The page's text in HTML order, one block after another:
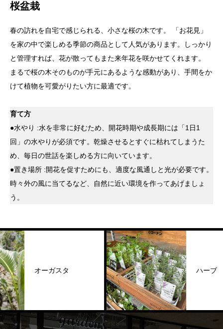
桜盆栽
春の訪れを自宅で感じられる、小さな桜の木です。 「お花見」
を家の中で楽しめる季節の商品として人気があります。しっかり
と管理すれば、花が散ってもまた来年花を咲かせてくれます。
まるで桜の木そのものが手元にあるような感動があり、手間をか
けて植物を可愛がりたい方に最適です。
育て方
●水やり :水を非常に好むため、開花時期や成長期には「1日1
回」の水やりが必須です。乾燥させるとすぐに枯れてしまうた
め、毎日の世話を楽しめる方に向いています。
●置き場所 :開花を促すためにも、適度な風通しと光が必要です。
時々外の風に当てるなど、自然に近い環境を作ってあげましょ
う。
オーガスタ ハーブ